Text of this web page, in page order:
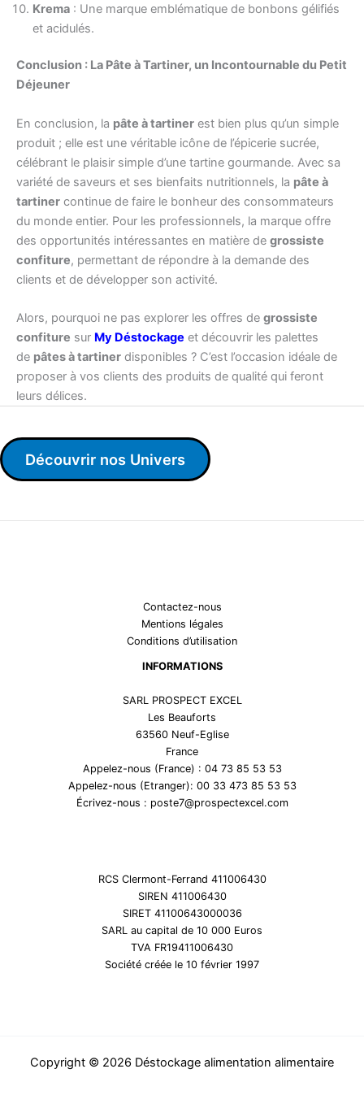
Krema : Une marque emblématique de bonbons gélifiés
et acidulés.
Conclusion : La Pâte à Tartiner, un Incontournable du Petit
Déjeuner
En conclusion, la pâte à tartiner est bien plus qu’un simple
produit ; elle est une véritable icône de l’épicerie sucrée,
célébrant le plaisir simple d’une tartine gourmande. Avec sa
variété de saveurs et ses bienfaits nutritionnels, la pâte à
tartiner continue de faire le bonheur des consommateurs
du monde entier. Pour les professionnels, la marque offre
des opportunités intéressantes en matière de grossiste
confiture, permettant de répondre à la demande des
clients et de développer son activité.
Alors, pourquoi ne pas explorer les offres de grossiste
confiture sur My Déstockage et découvrir les palettes
de pâtes à tartiner disponibles ? C’est l’occasion idéale de
proposer à vos clients des produits de qualité qui feront
leurs délices.
Découvrir nos Univers
Contactez-nous
Mentions légales
Conditions d’utilisation
INFORMATIONS
SARL PROSPECT EXCEL
Les Beauforts
63560 Neuf-Eglise
France
Appelez-nous (France) : 04 73 85 53 53
Appelez-nous (Etranger): 00 33 473 85 53 53
Écrivez-nous : poste7@prospectexcel.com
RCS Clermont-Ferrand 411006430
SIREN 411006430
SIRET 41100643000036
SARL au capital de 10 000 Euros
TVA FR19411006430
Société créée le 10 février 1997
Copyright © 2026 Déstockage alimentation alimentaire